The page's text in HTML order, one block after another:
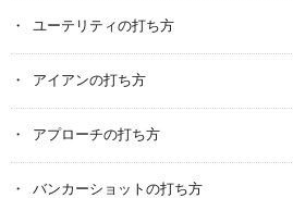
ユーテリティの打ち方
アイアンの打ち方
アプローチの打ち方
バンカーショットの打ち方